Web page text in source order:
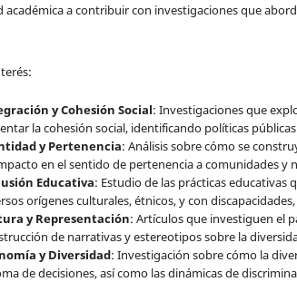
académica a contribuir con investigaciones que
y Cohesión Social: Investigaciones que
la cohesión social, identificando políticas
y Pertenencia: Análisis sobre cómo se
en el sentido de pertenencia a comunidades y
Educativa: Estudio de las prácticas
orígenes culturales, étnicos, y con
y Representación: Artículos que investiguen el
de narrativas y estereotipos sobre la
y Diversidad: Investigación sobre cómo la
de decisiones, así como las dinámicas de